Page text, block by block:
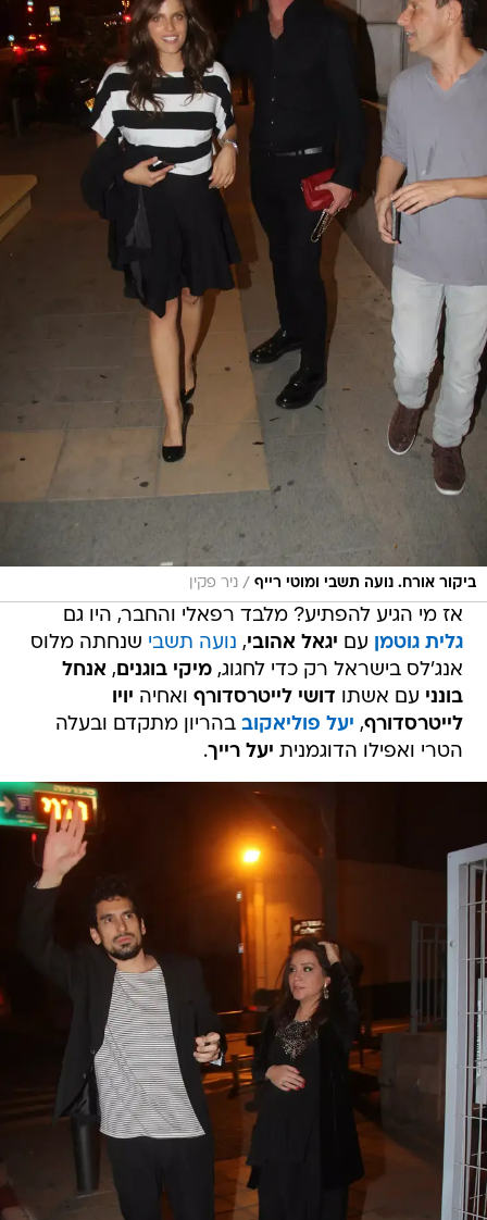
ביקור אורח. נועה תשבי ומוטי רייף / ניר פקין
אז מי הגיע להפתיע? מלבד רפאלי והחבר, היו גם
גלית גוטמן עם יגאל אהובי, נועה תשבי שנחתה מלוס
אנג'לס בישראל רק כדי לחגוג,מיקי בוגנים, אנחל
בונני עם אשתו דושי לייטרסדורף ואחיה יויו
לייטרסדורף, יעל פוליאקוב בהריון מתקדם ובעלה
הטרי ואפילו הדוגמנית יעל רייך.